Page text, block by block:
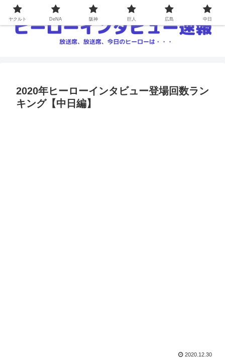
2020年ヒーローインタビュー登場回数ラン
キング【中日編】
2020.12.30
ヤクルト DeNA 阪神 巨人 広島 中日